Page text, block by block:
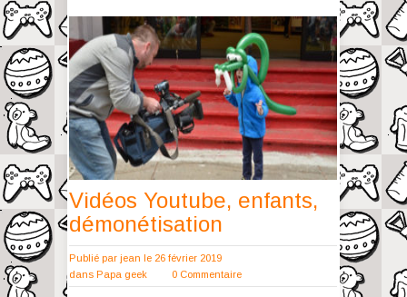
Vidéos Youtube, enfants,
démonétisation
Publié par jean le 26 février 2019
dans Papa geek 0 Commentaire